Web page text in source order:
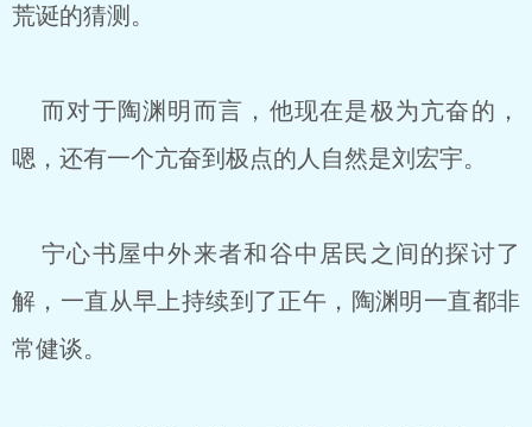
荒诞的猜测。
而对于陶渊明而言，他现在是极为亢奋的，
嗯，还有一个亢奋到极点的人自然是刘宏宇。
宁心书屋中外来者和谷中居民之间的探讨了
解，一直从早上持续到了正午，陶渊明一直都非
常健谈。